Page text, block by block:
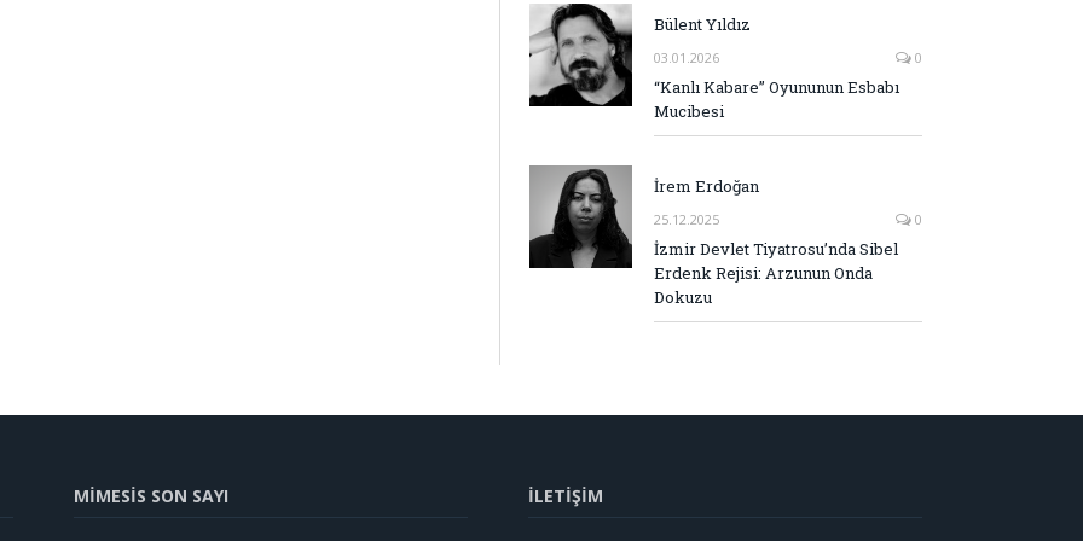
Bülent Yıldız
03.01.2026 0
“Kanlı Kabare” Oyununun Esbabı
Mucibesi
İrem Erdoğan
25.12.2025 0
İzmir Devlet Tiyatrosu’nda Sibel
Erdenk Rejisi: Arzunun Onda
Dokuzu
MİMESİS SON SAYI İLETİŞİM